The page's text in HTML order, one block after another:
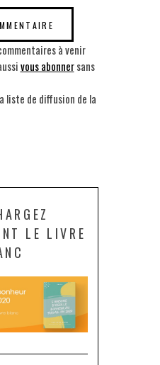
à venir
vous abonnersans
liste de diffusion de la
LE LIVRE